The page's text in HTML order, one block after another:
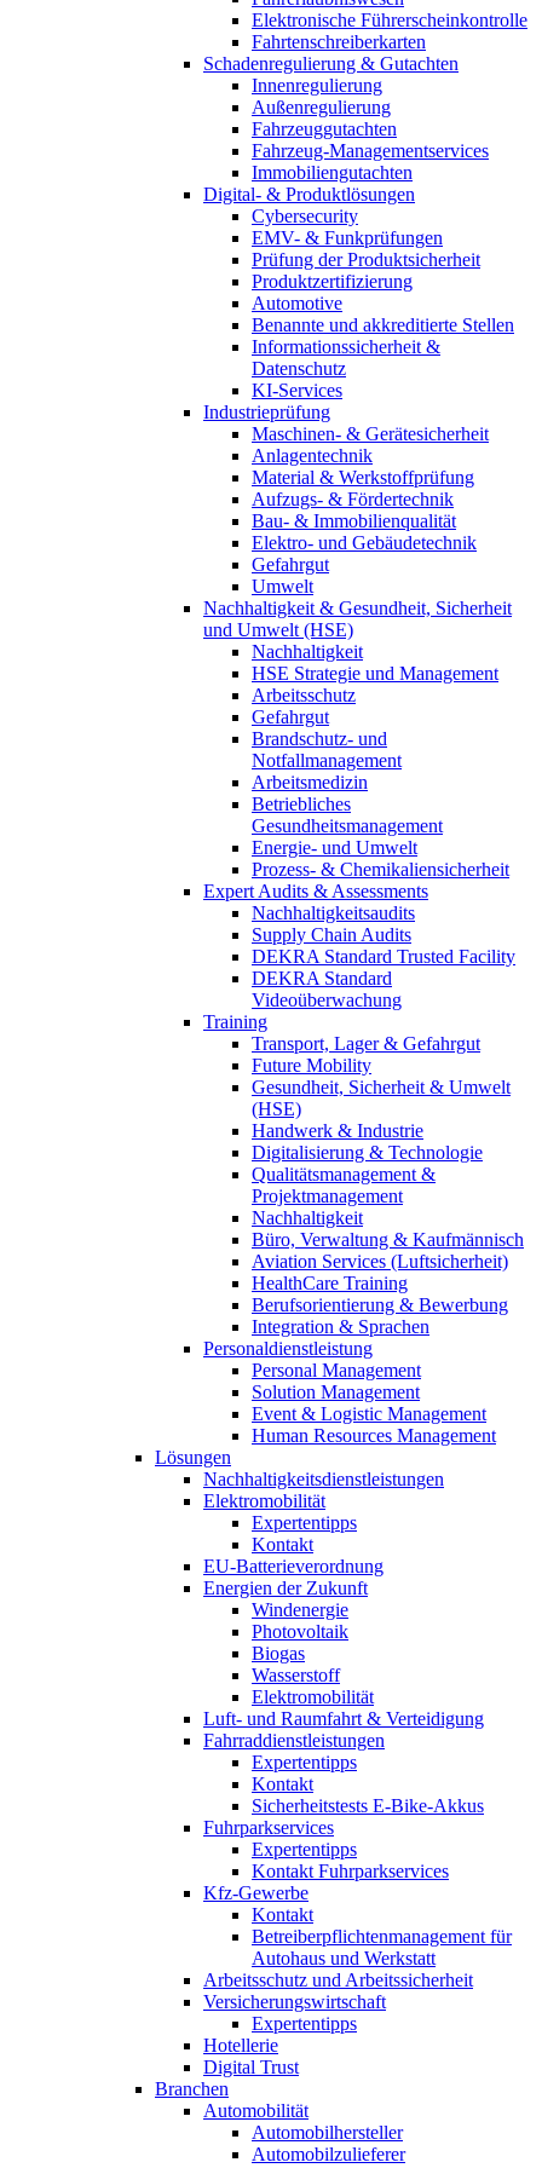
Elektronische Führerscheinkontrolle
Fahrtenschreiberkarten
Schadenregulierung & Gutachten
Innenregulierung
Außenregulierung
Fahrzeuggutachten
Fahrzeug-Managementservices
Immobiliengutachten
Digital- & Produktlösungen
Cybersecurity
EMV- & Funkprüfungen
Prüfung der Produktsicherheit
Produktzertifizierung
Automotive
Benannte und akkreditierte Stellen
Informationssicherheit &
Datenschutz
KI-Services
Industrieprüfung
Maschinen- & Gerätesicherheit
Anlagentechnik
Material & Werkstoffprüfung
Aufzugs- & Fördertechnik
Bau- & Immobilienqualität
Elektro- und Gebäudetechnik
Gefahrgut
Umwelt
Nachhaltigkeit & Gesundheit, Sicherheit
und Umwelt (HSE)
Nachhaltigkeit
HSE Strategie und Management
Arbeitsschutz
Gefahrgut
Brandschutz- und
Notfallmanagement
Arbeitsmedizin
Betriebliches
Gesundheitsmanagement
Energie- und Umwelt
Prozess- & Chemikaliensicherheit
Expert Audits & Assessments
Nachhaltigkeitsaudits
Supply Chain Audits
DEKRA Standard Trusted Facility
DEKRA Standard
Videoüberwachung
Training
Transport, Lager & Gefahrgut
Future Mobility
Gesundheit, Sicherheit & Umwelt
(HSE)
Handwerk & Industrie
Digitalisierung & Technologie
Qualitätsmanagement &
Projektmanagement
Nachhaltigkeit
Büro, Verwaltung & Kaufmännisch
Aviation Services (Luftsicherheit)
HealthCare Training
Berufsorientierung & Bewerbung
Integration & Sprachen
Personaldienstleistung
Personal Management
Solution Management
Event & Logistic Management
Human Resources Management
Lösungen
Nachhaltigkeitsdienstleistungen
Elektromobilität
Expertentipps
Kontakt
EU-Batterieverordnung
Energien der Zukunft
Windenergie
Photovoltaik
Biogas
Wasserstoff
Elektromobilität
Luft- und Raumfahrt & Verteidigung
Fahrraddienstleistungen
Expertentipps
Kontakt
Sicherheitstests E-Bike-Akkus
Fuhrparkservices
Expertentipps
Kontakt Fuhrparkservices
Kfz-Gewerbe
Kontakt
Betreiberpflichtenmanagement für
Autohaus und Werkstatt
Arbeitsschutz und Arbeitssicherheit
Versicherungswirtschaft
Expertentipps
Hotellerie
Digital Trust
Branchen
Automobilität
Automobilhersteller
Automobilzulieferer